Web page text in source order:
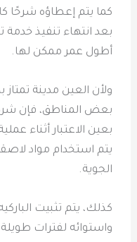
كما يتم إعطاؤه شرحًا
بعد انتهاء تنفيذ
أطول عمر ممكن لها.
ولأن العين مدينة
بعض المناطق، فإن
بعين الاعتبار أثناء
يتم استخدام مواد
الجوية.
كذلك، يتم تثبيت
واستوائه لفترات